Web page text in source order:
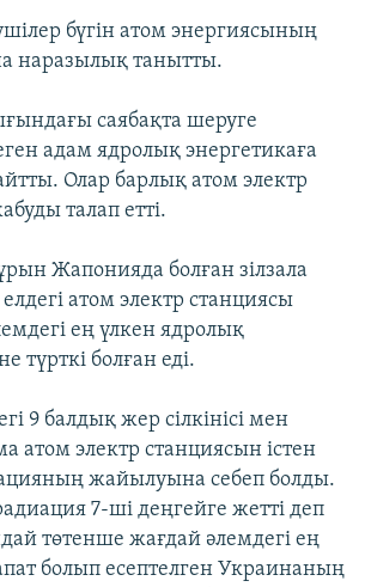
бүгін атом энергиясының
наразылық танытты.
саябақта шеруге
адам ядролық энергетикаға
Олар барлық атом электр
талап етті.
Жапонияда болған зілзала
атом электр станциясы
ең үлкен ядролық
түрткі болған еді.
9 балдық жер сілкінісі мен
атом электр станциясын істен
жайылуына себеп болды.
7-ші деңгейге жетті деп
төтенше жағдай әлемдегі ең
болып есептелген Украинаның